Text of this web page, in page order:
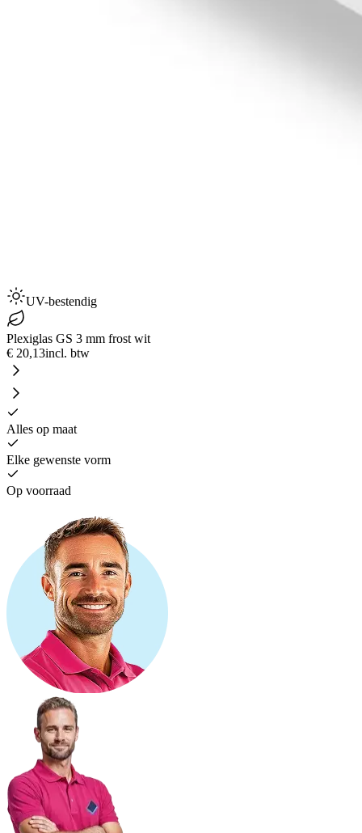
UV-bestendig
Plexiglas GS 3 mm frost wit
€ 20,13incl. btw
Alles op maat
Elke gewenste vorm
Op voorraad